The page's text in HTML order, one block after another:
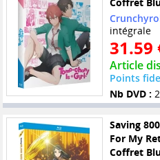
intégrale
31.59
Article
Points
Nb DVD :
Saving
For My
Coffret